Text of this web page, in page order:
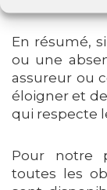
En résumé,
ou une
assureur ou
éloigner et
qui respecte
Pour notre
toutes les